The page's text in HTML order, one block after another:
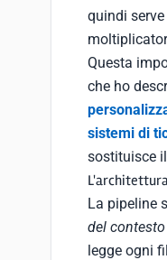
quindi
Questa
che ho
sistemi di
sostituisce
La pipeline
del contesto
legge ogni